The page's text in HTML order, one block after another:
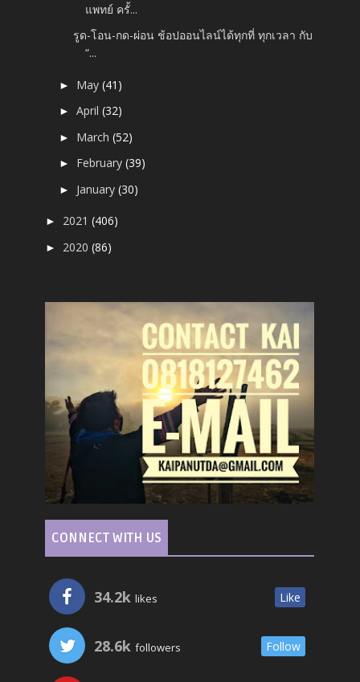
แพทย์ ครั้...
รูด-โอน-กด-ผ่อน ช้อปออนไลน์ได้ทุกที่ ทุกเวลา กับ
“...
► May(41)
►April(32)
► March(52)
► February(39)
► January(30)
► 2021(406)
► 2020(86)
CONNECT WITH US
34.2k likes Like
28.6k followers Follow